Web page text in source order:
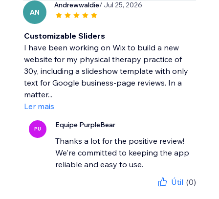
AN
Andrewwaldie/ Jul 25, 2026
Customizable Sliders
I have been working on Wix to build a new
website for my physical therapy practice of
30y, including a slideshow template with only
text for Google business-page reviews. In a
matter...
Ler mais
PU Equipe PurpleBear
Thanks a lot for the positive review!
We're committed to keeping the app
reliable and easy to use.
Útil (0)